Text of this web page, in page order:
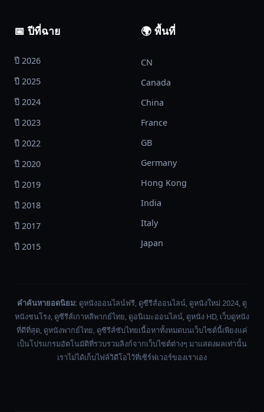
📅 ปีที่ฉาย
ปี 2026
ปี 2025
ปี 2024
ปี 2023
ปี 2022
ปี 2020
ปี 2019
ปี 2018
ปี 2017
ปี 2015
🌍 พื้นที่
CN
Canada
China
France
GB
Germany
Hong Kong
India
Italy
Japan
คำค้นหายอดนิยม: ดูหนังออนไลน์ฟรี, ดูซีรีส์ออนไลน์, ดูหนังใหม่ 2024, ดู
หนังชนโรง, ดูซีรีส์เกาหลีพากย์ไทย, ดูอนิเมะออนไลน์, ดูหนัง HD, เว็บดูหนัง
ที่ดีที่สุด, ดูหนังพากย์ไทย, ดูซีรีส์ซับไทยเนื้อหาทั้งหมดบนเว็บไซต์นี้เพียงแค่
เป็นโปรแกรมอัตโนมัติที่รวบรวมลิงก์จากเว็บไซต์ต่างๆ มาแสดงผลเท่านั้น
เราไม่ได้เก็บไฟล์วิดีโอไว้ที่เซิร์ฟเวอร์ของเราเอง